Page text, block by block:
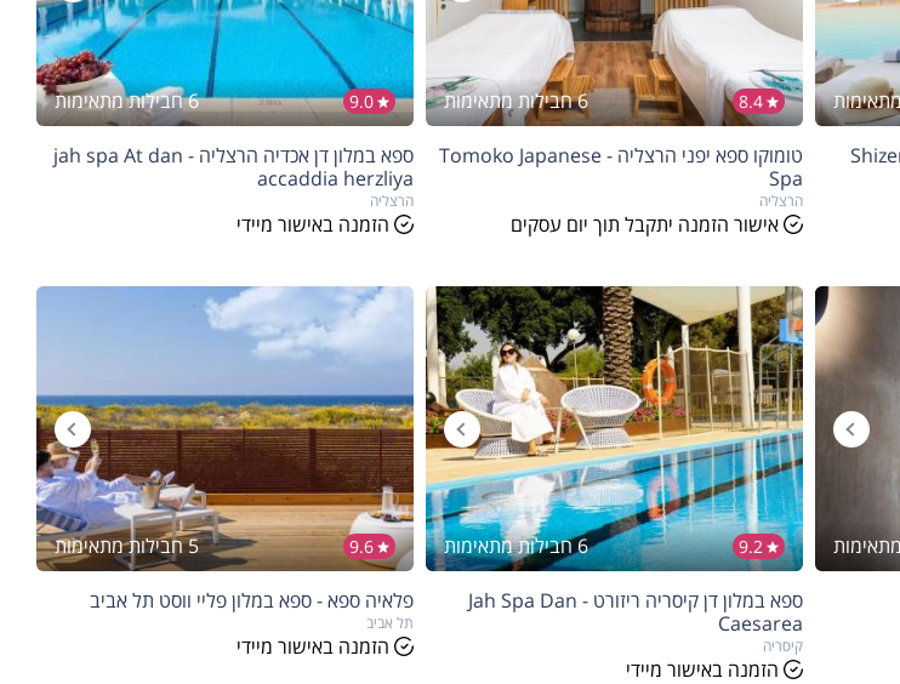
8.4 6 חבילות מתאימות
טומוקו ספא יפני הרצליה - Tomoko Japanese
Spa
הרצליה
אישור הזמנה יתקבל תוך יום עסקים
9.0 6 חבילות מתאימות
ספא במלון דן אכדיה הרצליה - jah spa At dan
accaddia herzliya
הרצליה
הזמנה באישור מיידי
9.2 6 חבילות מתאימות
ספא במלון דן קיסריה ריזורט - Jah Spa Dan
Caesarea
קיסריה
הזמנה באישור מיידי
9.6 5 חבילות מתאימות
פלאיה ספא - ספא במלון פליי ווסט תל אביב
תל אביב
הזמנה באישור מיידי